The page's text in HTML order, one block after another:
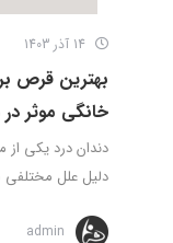
بهترین قرص
خانگی موثر
دندان درد یکی
دلیل علل مختلفی
admin